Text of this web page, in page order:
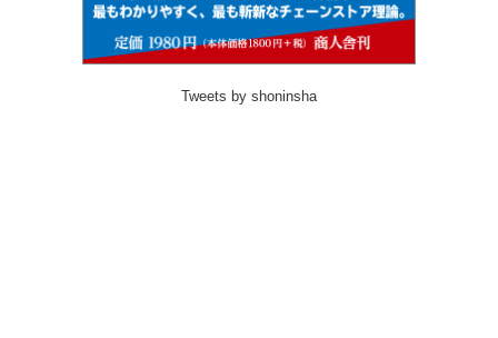
Tweets by shoninsha